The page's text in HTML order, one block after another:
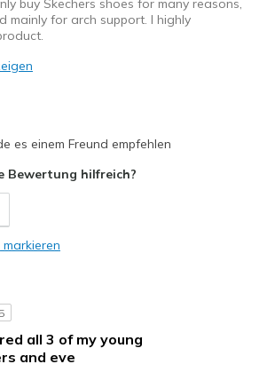
buy Skechers shoes for many reasons,
mainly for arch support. I highly
Feels true to width
es einem Freund empfehlen
Bewertung hilfreich?
5
all 3 of my young
and eve